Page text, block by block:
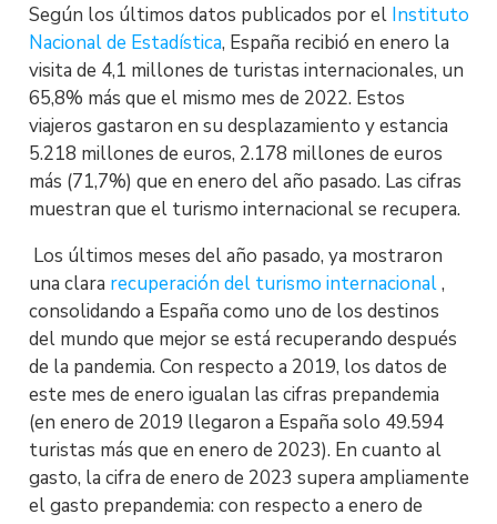
Según los últimos datos publicados por el Instituto
Nacional de Estadística, España recibió en enero la
visita de 4,1 millones de turistas internacionales, un
65,8% más que el mismo mes de 2022. Estos
viajeros gastaron en su desplazamiento y estancia
5.218 millones de euros, 2.178 millones de euros
más (71,7%) que en enero del año pasado. Las cifras
muestran que el turismo internacional se recupera.
Los últimos meses del año pasado, ya mostraron
una clara recuperación del turismo internacional,
consolidando a España como uno de los destinos
del mundo que mejor se está recuperando después
de la pandemia. Con respecto a 2019, los datos de
este mes de enero igualan las cifras prepandemia
(en enero de 2019 llegaron a España solo 49.594
turistas más que en enero de 2023). En cuanto al
gasto, la cifra de enero de 2023 supera ampliamente
el gasto prepandemia: con respecto a enero de